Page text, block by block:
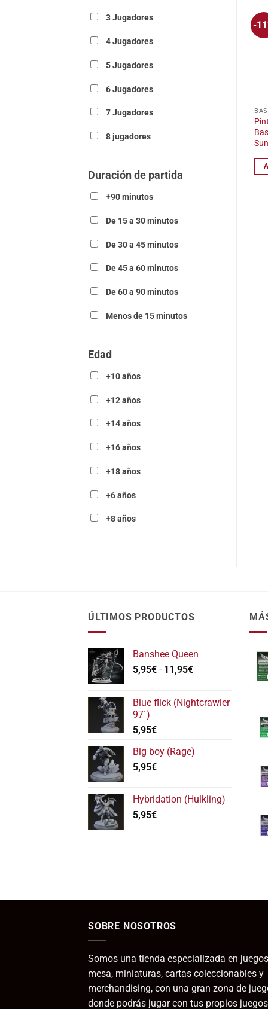
3 Jugadores
4 Jugadores
5 Jugadores
6 Jugadores
7 Jugadores
8 jugadores
Duración de partida
+90 minutos
De 15 a 30 minutos
De 30 a 45 minutos
De 45 a 60 minutos
De 60 a 90 minutos
Menos de 15 minutos
Edad
+10 años
+12 años
+14 años
+16 años
+18 años
+6 años
+8 años
en
la
-
ÚLTIMOS PRODUCTOS
Banshee Queen
5,95€ - 11,95€Rango
desde
Blue flick (Nightcrawler
97´)
5,95€
Big boy (Rage)
5,95€
Hybridation (Hulkling)
5,95€
SOBRE NOSOTROS
Somos una tienda especializada en
mesa, miniaturas, cartas coleccionables y
merchandising, con una gran zona de
donde podrás jugar con tus propios